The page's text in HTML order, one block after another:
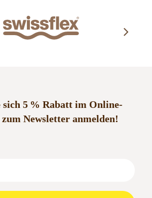
sich 5 % Rabatt im Online-
Newsletter anmelden!